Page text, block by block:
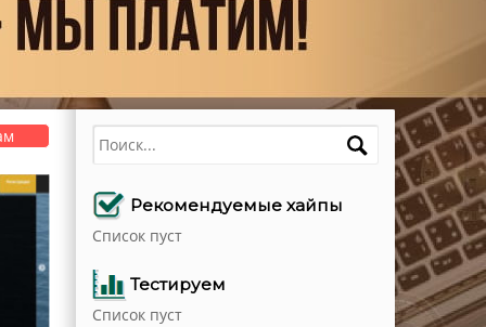
Поиск
Рекомендуемые хайпы
Список пуст
Тестируем
Список пуст